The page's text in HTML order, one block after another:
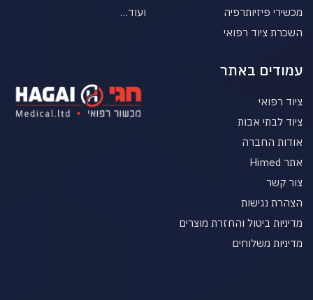
מכשירי פיזיותרפיה
השכרת ציוד רפואי
ועוד…
עמודים באתר
ציוד רפואי
ציוד לבתי אבות
אודות החברה
אתר Himed
צור קשר
הצהרת נגישות
מדיניות ביטול והחזרת מוצרים
מדיניות משלוחים